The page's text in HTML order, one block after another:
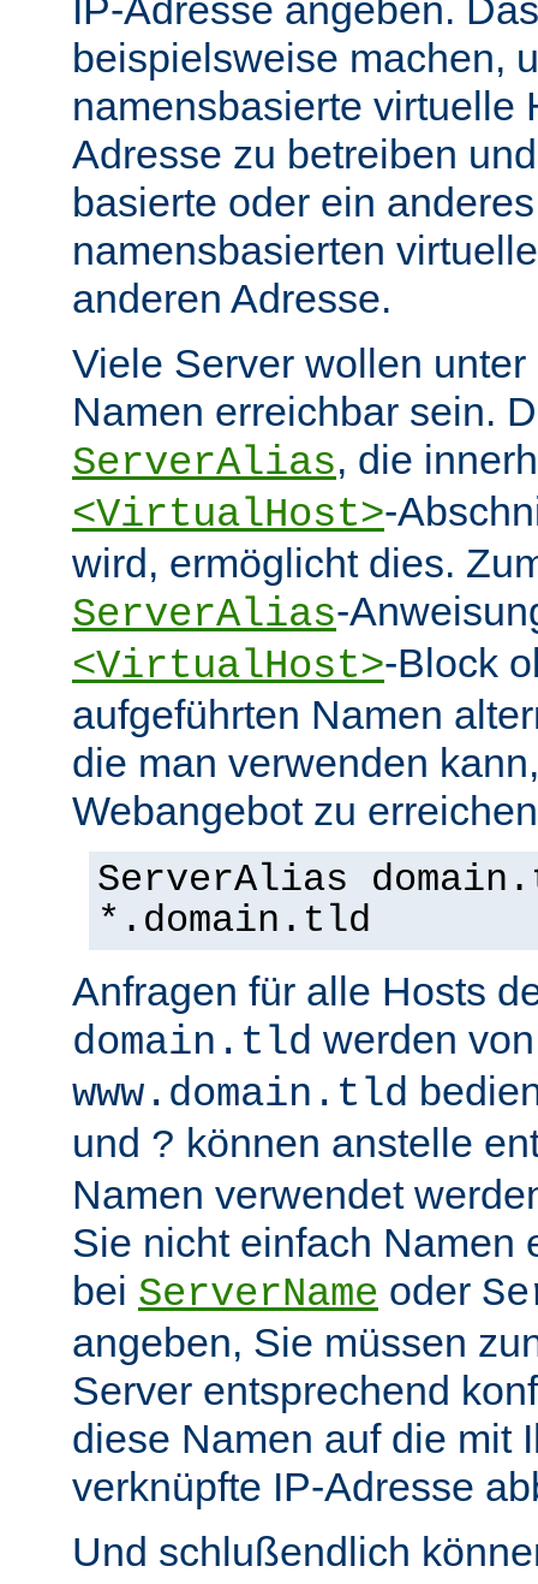
IP-Adresse angeben.
beispielsweise machen,
namensbasierte virtuelle
Adresse zu betreiben
basierte oder ein
namensbasierten
anderen Adresse.
Viele Server wollen
Namen erreichbar sein.
ServerAlias, die
<VirtualHost>-
wird, ermöglicht dies.
ServerAlias-
<VirtualHost>-Block
aufgeführten Namen
die man verwenden
Webangebot zu
ServerAlias
*.domain.tld
Anfragen für alle Hosts
domain.tld werden
www.domain.tld
und ? können anstelle
Namen verwendet
Sie nicht einfach Namen
bei ServerName oder
angeben, Sie müssen
Server entsprechend
diese Namen auf die mit
verknüpfte IP-Adresse
Und schlußendlich